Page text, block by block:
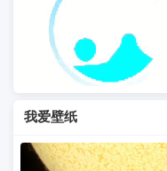
我爱壁纸